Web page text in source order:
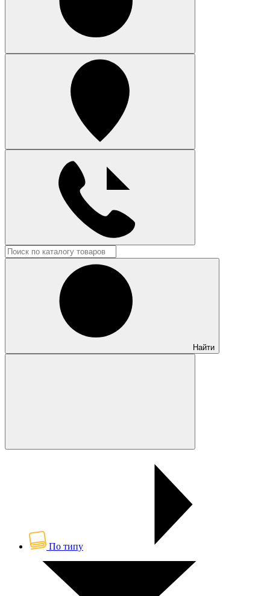
Найти
По типу